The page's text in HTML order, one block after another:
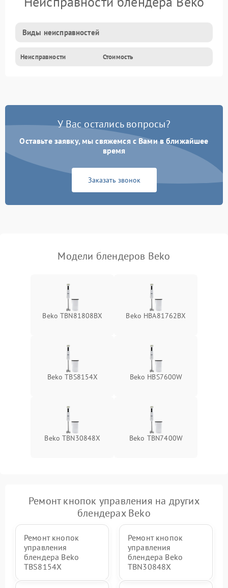
Виды неисправностей
Неисправности Стоимость
У Вас остались вопросы?
Оставьте заявку, мы свяжемся с Вами в ближайшее
время
Заказать звонок
Модели блендеров Beko
Beko TBN81808BX Beko HBA81762BX
Beko TBS8154X Beko HBS7600W
Beko TBN30848X Beko TBN7400W
Ремонт кнопок управления на других
блендерах Beko
Ремонт кнопок
управления
блендера Beko
TBS8154X
Ремонт кнопок
управления
блендера Beko
TBN30848X